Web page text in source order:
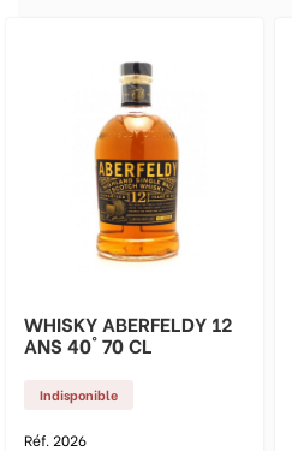
WHISKY ABERFELDY 12
ANS 40° 70 CL
Indisponible
Réf. 2026